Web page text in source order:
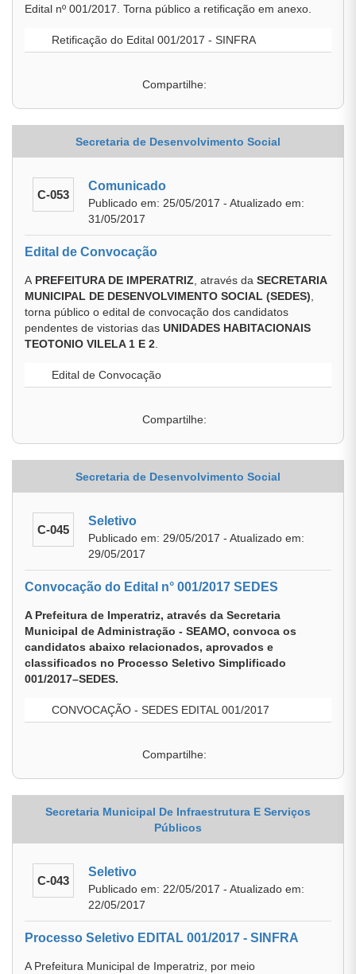
Edital nº 001/2017. Torna público a retificação em anexo.
Retificação do Edital 001/2017 - SINFRA
Compartilhe:
Secretaria de Desenvolvimento Social
C-053
Comunicado
Publicado em: 25/05/2017 - Atualizado em:
31/05/2017
Edital de Convocação
A PREFEITURA DE IMPERATRIZ , através da SECRETARIA
MUNICIPAL DE DESENVOLVIMENTO SOCIAL (SEDES)
torna público o edital de convocação dos candidatos
pendentes de vistorias das UNIDADES HABITACIONAIS
TEOTONIO VILELA 1 E 2
Edital de Convocação
Compartilhe:
Secretaria de Desenvolvimento Social
C-045
Seletivo
Publicado em: 29/05/2017 - Atualizado em:
29/05/2017
Convocação do Edital n° 001/2017 SEDES
A Prefeitura de Imperatriz, através da Secretaria
Municipal de Administração - SEAMO, convoca os
candidatos abaixo relacionados, aprovados e
classificados no Processo Seletivo Simplificado
001/2017–SEDES.
CONVOCAÇÃO - SEDES EDITAL 001/2017
Compartilhe:
Secretaria Municipal De Infraestrutura E Serviços
Públicos
C-043
Seletivo
Publicado em: 22/05/2017 - Atualizado em:
22/05/2017
Processo Seletivo EDITAL 001/2017 - SINFRA
A Prefeitura Municipal de Imperatriz, por meio